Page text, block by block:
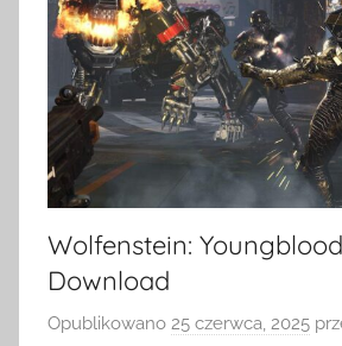
Wolfenstein:
Download
Opublikowano 25 czerwca, 2025